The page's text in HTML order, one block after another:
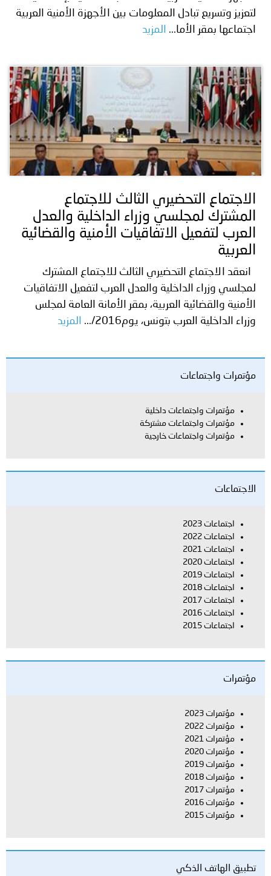
لتعزيز وتسريع تبادل المعلومات بين الأجهزة الأمنية العربية
اجتماعها بمقر الأما...
المزيد
الاجتماع التحضيري الثالث للاجتماع
المشترك لمجلسي وزراء الداخلية والعدل
العرب لتفعيل الاتفاقيات الأمنية والقضائية
العربية
انعقد الاجتماع التحضيري الثالث للاجتماع المشترك
لمجلسي وزراء الداخلية والعدل العرب لتفعيل الاتفاقيات
الأمنية والقضائية العربية، بمقر الأمانة العامة لمجلس
وزراء الداخلية العرب بتونس، يوم2016/...
المزيد
مؤتمرات واجتماعات
مؤتمرات واجتماعات داخلية
مؤتمرات واجتماعات مشتركة
مؤتمرات واجتماعات خارجية
الاجتماعات
اجتماعات 2023
اجتماعات 2022
اجتماعات 2021
اجتماعات 2020
اجتماعات 2019
اجتماعات 2018
اجتماعات 2017
اجتماعات 2016
اجتماعات 2015
مؤتمرات
مؤتمرات 2023
مؤتمرات 2022
مؤتمرات 2021
مؤتمرات 2020
مؤتمرات 2019
مؤتمرات 2018
مؤتمرات 2017
مؤتمرات 2016
مؤتمرات 2015
تطبيق الهاتف الذكي